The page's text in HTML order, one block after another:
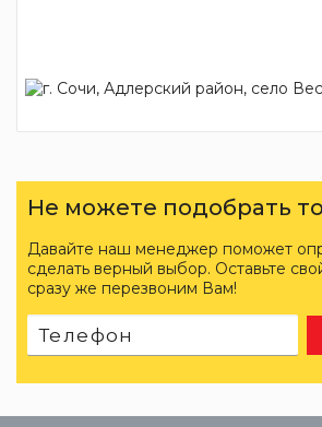
Не можете подобрать
Давайте наш менеджер поможет
сделать верный выбор. Оставьте
сразу же перезвоним Вам!